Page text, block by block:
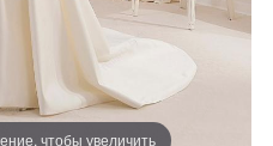
чтобы увеличить